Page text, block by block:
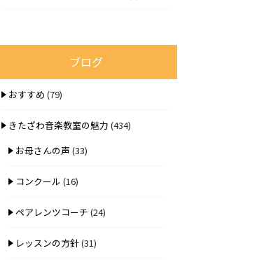
ブログ
おすすめ (79)
きたざわ音楽教室の魅力 (434)
お母さんの声 (33)
コンクール (16)
ペアレンツコーチ (24)
レッスンの方針(31)